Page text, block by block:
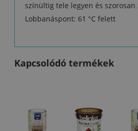
színültig tele legyen és szorosan
Lobbanáspont: 61 °C felett
Kapcsolódó termékek